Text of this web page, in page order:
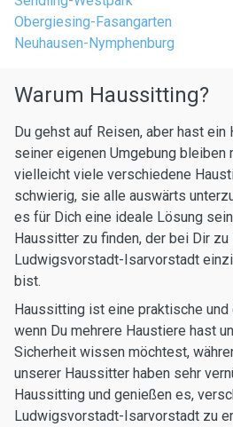
Obergiesing-Fasangarten
Neuhausen-Nymphenburg
Warum Haussitting?
Du gehst auf Reisen, aber hast ein
seiner eigenen Umgebung bleiben
vielleicht viele verschiedene
schwierig, sie alle auswärts
es für Dich eine ideale Lösung
Haussitter zu finden, der bei Dir zu
Ludwigsvorstadt-Isarvorstadt
bist.
Haussitting ist eine praktische
wenn Du mehrere Haustiere hast
Sicherheit wissen möchtest,
unserer Haussitter haben sehr
Haussitting und genießen es,
Ludwigsvorstadt-Isarvorstadt zu